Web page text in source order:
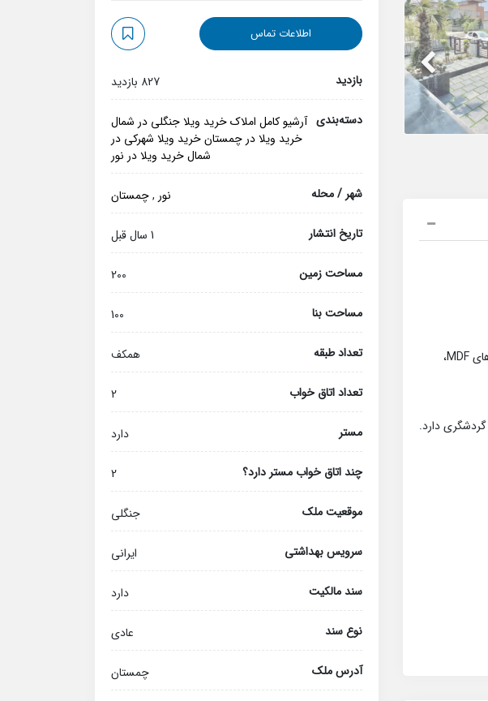
دارای 2 اتاق خواب بزرگ و نورگیر و دلباز، 2 خواب مستر، سالن نورگیر با پنجره‌های دوجداره، آشپزخانه با کابینت‌های MDF،
اطلاعات تماس
بازدید 827 بازدید
دسته‌بندی آرشیو کامل املاکخرید ویلا جنگلی در شمال
خرید ویلا در چمستانخرید ویلا شهرکی در
شمالخرید ویلا در نور
شهر / محله نور ,چمستان
تاریخ انتشار 1 سال قبل
مساحت زمین 200
مساحت بنا 100
تعداد طبقه همکف
تعداد اتاق خواب 2
مستر دارد
چند اتاق خواب مستر دارد؟ 2
موقعیت ملک جنگلی
سرویس بهداشتی ایرانی
سند مالکیت دارد
نوع سند عادی
آدرس ملک چمستان